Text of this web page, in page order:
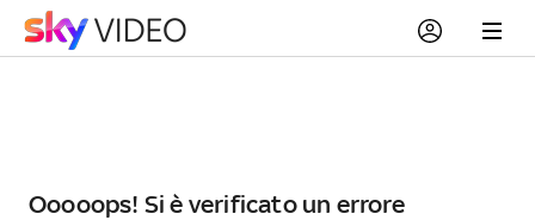
Ooooops! Si è verificato un errore